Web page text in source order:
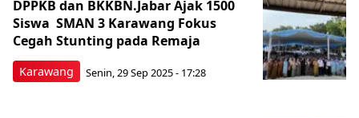
Karawang
DPPKB dan BKKBN.Jabar Ajak 1500
Siswa SMAN 3 Karawang Fokus
Cegah Stunting pada Remaja
Senin, 29 Sep 2025 - 17:28